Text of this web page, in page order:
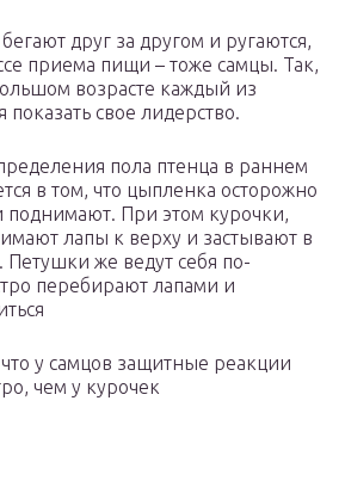
друг за другом и ругаются,
приема пищи – тоже самцы. Так,
возрасте каждый из
показать свое лидерство.
пола птенца в раннем
в том, что цыпленка осторожно
поднимают. При этом курочки,
лапы к верху и застывают в
же ведут себя по-
перебирают лапами и
что у самцов защитные реакции
чем у курочек